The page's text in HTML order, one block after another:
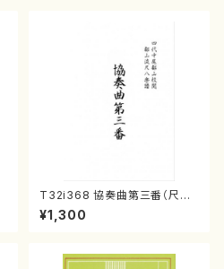
T32i368 協奏曲第三番（尺八/
唯是震一/楽譜）都山流公刊楽譜
曲番:2073
¥1,300